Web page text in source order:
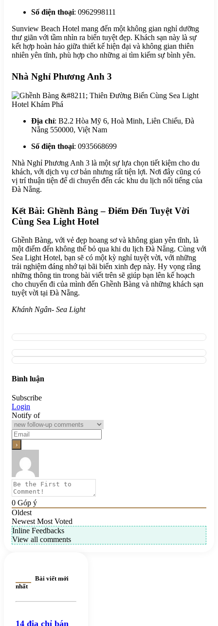
Số điện thoại: 0962998111
Sunview Beach Hotel mang đến một không gian nghỉ dưỡng
thư giãn với tầm nhìn ra biển tuyệt đẹp. Khách sạn này là sự
kết hợp hoàn hảo giữa thiết kế hiện đại và không gian thiên
nhiên yên tĩnh, phù hợp cho những ai tìm kiếm sự bình yên.
Nhà Nghỉ Phương Anh 3
Địa chỉ: B2.2 Hòa Mỹ 6, Hoà Minh, Liên Chiểu, Đà
Nẵng 550000, Việt Nam
Số điện thoại: 0935668699
Nhà Nghỉ Phương Anh 3 là một sự lựa chọn tiết kiệm cho du
khách, với dịch vụ cơ bản nhưng rất tiện lợi. Nơi đây cũng có
vị trí thuận tiện để di chuyển đến các khu du lịch nổi tiếng của
Đà Nẵng.
Kết Bài: Ghềnh Bàng – Điểm Đến Tuyệt Vời
Cùng Sea Light Hotel
Ghềnh Bàng, với vẻ đẹp hoang sơ và không gian yên tĩnh, là
một điểm đến không thể bỏ qua khi du lịch Đà Nẵng. Cùng với
Sea Light Hotel, bạn sẽ có một kỳ nghỉ tuyệt vời, với những
trải nghiệm đáng nhớ tại bãi biển xinh đẹp này. Hy vọng rằng
những thông tin trong bài viết trên sẽ giúp bạn lên kế hoạch
cho chuyến đi của mình đến Ghềnh Bàng và những khách sạn
tuyệt vời tại Đà Nẵng.
Khánh Ngân- Sea Light
Bình luận
Subscribe
Login
Notify of
0 Góp ý
Oldest
Newest Most Voted
Inline Feedbacks
View all comments
Bài viết mới
nhất
14 địa chỉ bán